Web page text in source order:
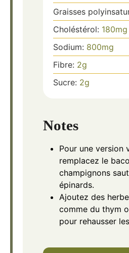
Graisses
Choléstérol: 180mg
Sodium: 800mg
Fibre: 2g
Sucre: 2g
Notes
Pour une version
remplacez le
champignons
épinards.
Ajoutez des
comme du thym
pour rehausser